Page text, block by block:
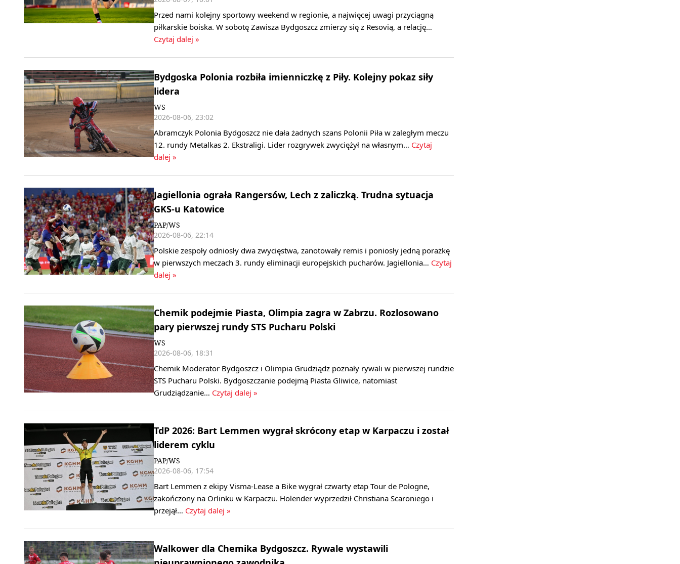
Przed nami kolejny sportowy weekend w regionie, a najwięcej uwagi przyciągną
piłkarskie boiska. W sobotę Zawisza Bydgoszcz zmierzy się z Resovią, a relację…
Czytaj dalej »
Bydgoska Polonia rozbiła imienniczkę z Piły. Kolejny pokaz siły
lidera
WS
2026-08-06, 23:02
Abramczyk Polonia Bydgoszcz nie dała żadnych szans Polonii Piła w zaległym meczu
12. rundy Metalkas 2. Ekstraligi. Lider rozgrywek zwyciężył na własnym… Czytaj
dalej »
Jagiellonia ograła Rangersów, Lech z zaliczką. Trudna sytuacja
GKS-u Katowice
PAP/WS
2026-08-06, 22:14
Polskie zespoły odniosły dwa zwycięstwa, zanotowały remis i poniosły jedną porażkę
w pierwszych meczach 3. rundy eliminacji europejskich pucharów. Jagiellonia… Czytaj
dalej »
Chemik podejmie Piasta, Olimpia zagra w Zabrzu. Rozlosowano
pary pierwszej rundy STS Pucharu Polski
WS
2026-08-06, 18:31
Chemik Moderator Bydgoszcz i Olimpia Grudziądz poznały rywali w pierwszej rundzie
STS Pucharu Polski. Bydgoszczanie podejmą Piasta Gliwice, natomiast
Grudziądzanie… Czytaj dalej »
TdP 2026: Bart Lemmen wygrał skrócony etap w Karpaczu i został
liderem cyklu
PAP/WS
2026-08-06, 17:54
Bart Lemmen z ekipy Visma-Lease a Bike wygrał czwarty etap Tour de Pologne,
zakończony na Orlinku w Karpaczu. Holender wyprzedził Christiana Scaroniego i
przejął… Czytaj dalej »
Walkower dla Chemika Bydgoszcz. Rywale wystawili